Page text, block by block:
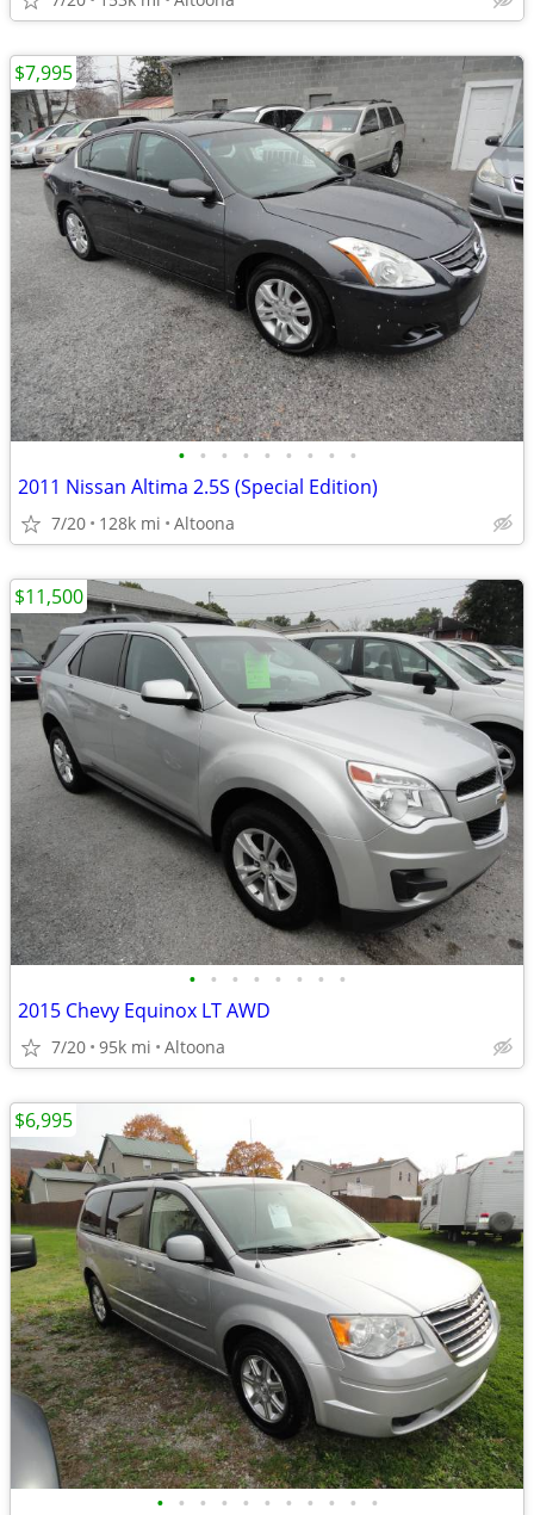
• • • • • • • • •
2011 Nissan Altima 2.5S (Special Edition)
7/20 128k mi Altoona
$7,995
• • • • • • • •
2015 Chevy Equinox LT AWD
7/20 95k mi Altoona
$11,500
• • • • • • • • • • •
$6,995